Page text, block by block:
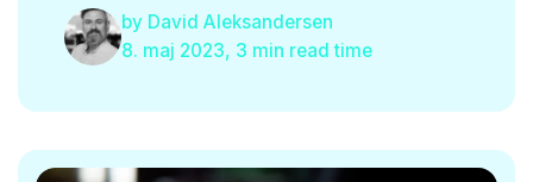
by David Aleksandersen
8. maj 2023, 3 min read time